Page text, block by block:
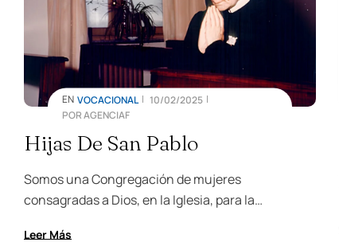
Hijas De San Pablo
10/02/2025
EN VOCACIONAL
PORAGENCIAF
Somos una Congregación de mujeres
consagradas a Dios, en la Iglesia, para la
comunicación social. Fundadas en Alba (Italia)
Leer Más